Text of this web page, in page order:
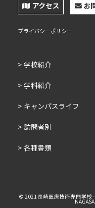
アクセス お
プライバシーポリシー
学校紹介
学科紹介
キャンパスライフ
訪問者別
各種書類
© 2021 長崎医療技術専門学校